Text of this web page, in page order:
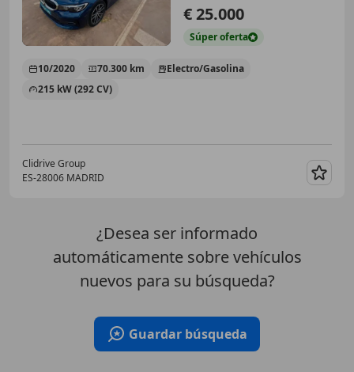
€ 25.000
Súperoferta
10/2020 70.300 km
Electro/Gasolina
215 kW (292 CV)
Clidrive Group
ES-28006 MADRID
¿Desea ser informado
automáticamente sobre vehículos
nuevos para su búsqueda?
Guardar búsqueda